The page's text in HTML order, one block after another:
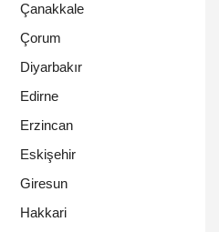
Çanakkale
Çorum
Diyarbakır
Edirne
Erzincan
Eskişehir
Giresun
Hakkari